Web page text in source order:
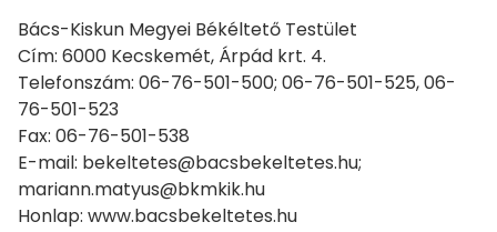
Bács-Kiskun Megyei Békéltető Testület
Cím: 6000 Kecskemét, Árpád krt. 4.
Telefonszám: 06-76-501-500; 06-76-501-525, 06-
76-501-523
Fax: 06-76-501-538
E-mail: bekeltetes@bacsbekeltetes.hu;
mariann.matyus@bkmkik.hu
Honlap: www.bacsbekeltetes.hu